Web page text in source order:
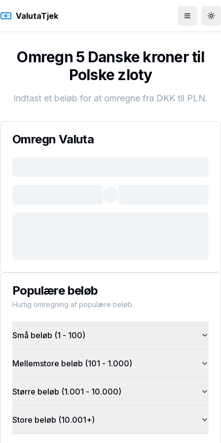
ValutaTjek Åbn menu
Omregn 5 Danske kroner til
Polske zloty
Indtast et beløb for at omregne fra DKK til PLN.
Omregn Valuta
Populære beløb
Hurtig omregning af populære beløb.
Små beløb (1 - 100)
Mellemstore beløb (101 - 1.000)
Større beløb (1.001 - 10.000)
Store beløb (10.001+)